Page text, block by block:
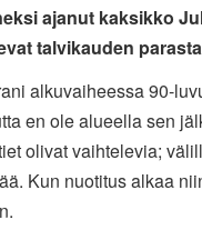
ajanut kaksikko
talvikauden
alkuvaiheessa 90-
en ole alueella sen
olivat vaihtelevia;
Kun nuotitus alkaa